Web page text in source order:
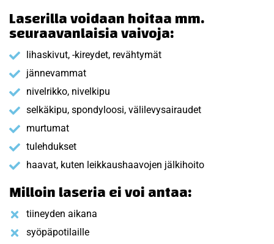
Laserilla voidaan hoitaa mm.
seuraavanlaisia vaivoja:
lihaskivut, -kireydet, revähtymät
jännevammat
nivelrikko, nivelkipu
selkäkipu, spondyloosi, välilevysairaudet
murtumat
tulehdukset
haavat, kuten leikkaushaavojen jälkihoito
Milloin laseria ei voi antaa:
tiineyden aikana
syöpäpotilaille